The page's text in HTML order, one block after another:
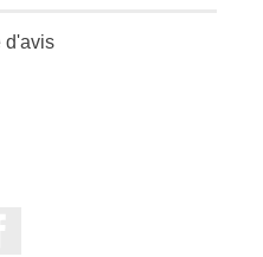
d'avis